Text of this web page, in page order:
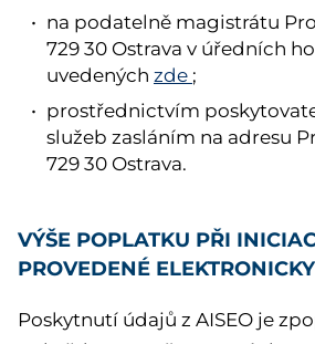
na podatelně magistrátu
729 30 Ostrava v úředních
uvedených zde ;
prostřednictvím
služeb zasláním na adresu
729 30 Ostrava.
VÝŠE POPLATKU PŘI
PROVEDENÉ ELEKTRONICKY
Poskytnutí údajů z AISEO je